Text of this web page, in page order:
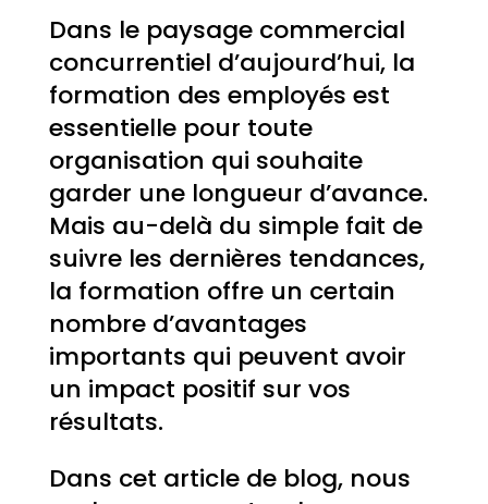
Dans le paysage commercial
concurrentiel d’aujourd’hui, la
formation des employés est
essentielle pour toute
organisation qui souhaite
garder une longueur d’avance.
Mais au-delà du simple fait de
suivre les dernières tendances,
la formation offre un certain
nombre d’avantages
importants qui peuvent avoir
un impact positif sur vos
résultats.
Dans cet article de blog, nous